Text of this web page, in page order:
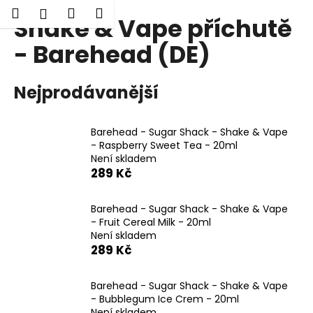
Přejít
HledatPřihlášení
Nákupní
košík
Shake & Vape příchutě
- Barehead (DE)
Nejprodávanější
Barehead - Sugar Shack - Shake & Vape
- Raspberry Sweet Tea - 20ml
Není skladem
289 Kč
Barehead - Sugar Shack - Shake & Vape
- Fruit Cereal Milk - 20ml
Není skladem
289 Kč
Barehead - Sugar Shack - Shake & Vape
- Bubblegum Ice Crem - 20ml
o Zpět
Zpět
o